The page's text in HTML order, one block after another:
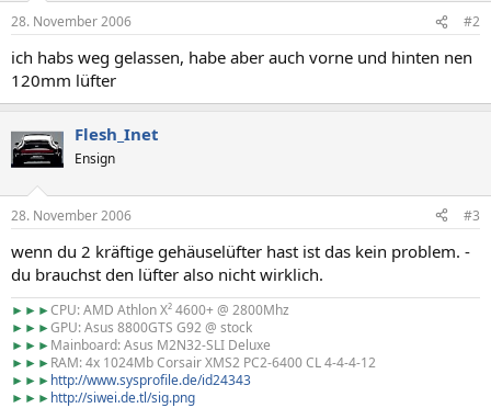
28. November 2006 #2
ich habs weg gelassen, habe aber auch vorne und hinten nen
120mm lüfter
Flesh_Inet
Ensign
28. November 2006 #3
wenn du 2 kräftige gehäuselüfter hast ist das kein problem. -
du brauchst den lüfter also nicht wirklich.
►►►CPU: AMD Athlon X² 4600+ @ 2800Mhz
►►►GPU: Asus 8800GTS G92 @ stock
►►►Mainboard: Asus M2N32-SLI Deluxe
►►►RAM: 4x 1024Mb Corsair XMS2 PC2-6400 CL 4-4-4-12
►►►http://www.sysprofile.de/id24343
►►►http://siwei.de.tl/sig.png